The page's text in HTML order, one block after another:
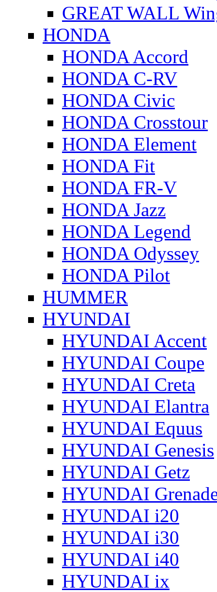
GREAT WALL
HONDA
HONDA Accord
HONDA C-RV
HONDA Civic
HONDA Crosstour
HONDA Element
HONDA Fit
HONDA FR-V
HONDA Jazz
HONDA Legend
HONDA Odyssey
HONDA Pilot
HUMMER
HYUNDAI
HYUNDAI Accent
HYUNDAI Coupe
HYUNDAI Creta
HYUNDAI Elantra
HYUNDAI Equus
HYUNDAI Genesis
HYUNDAI Getz
HYUNDAI
HYUNDAI i20
HYUNDAI i30
HYUNDAI i40
HYUNDAI ix